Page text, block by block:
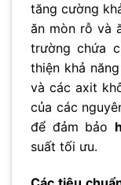
tăng cường
ăn mòn rỗ và
trường chứa
thiện khả
và các axit
của các
để đảm bảo
suất tối ưu.